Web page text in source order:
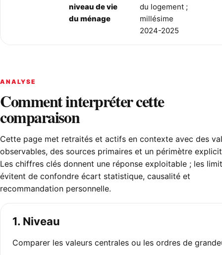
niveau de vie
du ménage
du logement ;
millésime
2024-2025
ANALYSE
Comment interpréter cette
comparaison
Cette page met retraités et actifs en contexte avec des
observables, des sources primaires et un périmètre
Les chiffres clés donnent une réponse exploitable ; les
évitent de confondre écart statistique, causalité et
recommandation personnelle.
1. Niveau
Comparer les valeurs centrales ou les ordres de